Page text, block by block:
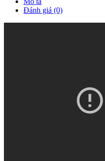
Đánh giá (0)